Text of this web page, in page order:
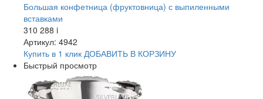
Большая конфетница (фруктовница) с выпиленными
вставками
310 288 i
Артикул: 4942
Купить в 1 клик ДОБАВИТЬ В КОРЗИНУ
Быстрый просмотр